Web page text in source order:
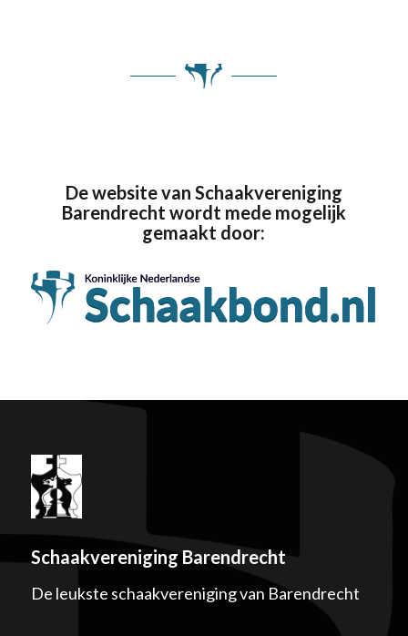
De website van Schaakvereniging
Barendrecht wordt mede mogelijk
gemaakt door:
Schaakvereniging Barendrecht
De leukste schaakvereniging van Barendrecht